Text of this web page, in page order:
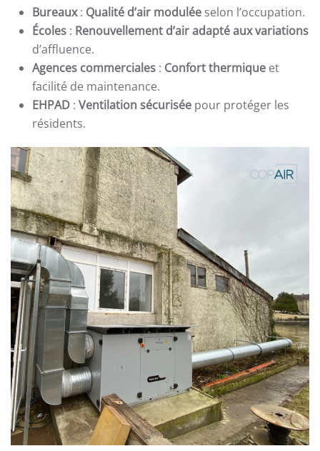
Bureaux: Qualité d’air modulée selon l’occupation.
Écoles : Renouvellement d’air adapté aux variations
d’affluence.
Agences commerciales : Confort thermique et
facilité de maintenance.
EHPAD : Ventilation sécurisée pour protéger les
résidents.